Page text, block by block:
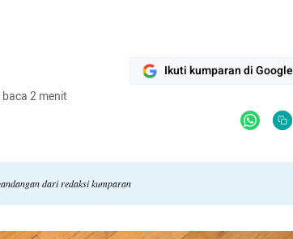
2 menit
Ikuti kumparan di Google
dari redaksi kumparan